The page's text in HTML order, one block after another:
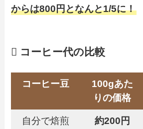
からは800円となんと1/5に！
コーヒー代の比較
コーヒー豆
100gあた
りの価格
自分で焙煎
約200円